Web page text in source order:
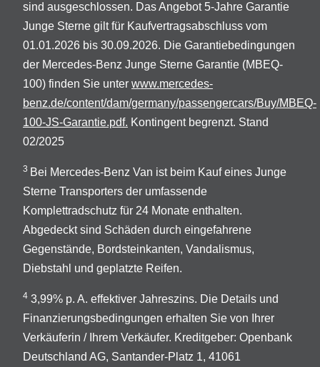
sind ausgeschlossen. Das Angebot 5-Jahre Garantie
Junge Sterne gilt für Kaufvertragsabschluss vom
01.01.2026 bis 30.09.2026. Die Garantiebedingungen
der Mercedes-Benz Junge Sterne Garantie (MBEQ-
100) finden Sie unter www.mercedes-
benz.de/content/dam/germany/passengercars/Buy/MBEQ-
100-JS-Garantie.pdf. Kontingent begrenzt. Stand
02/2025
3 Bei Mercedes-Benz Van ist beim Kauf eines Junge
Sterne Transporters der umfassende
Komplettradschutz für 24 Monate enthalten.
Abgedeckt sind Schäden durch eingefahrene
Gegenstände, Bordsteinkanten, Vandalismus,
Diebstahl und geplatzte Reifen.
4 3,99% p. A. effektiver Jahreszins. Die Details und
Finanzierungsbedingungen erhalten Sie von Ihrer
Verkäuferin / Ihrem Verkäufer. Kreditgeber: Openbank
Deutschland AG, Santander-Platz 1, 41061